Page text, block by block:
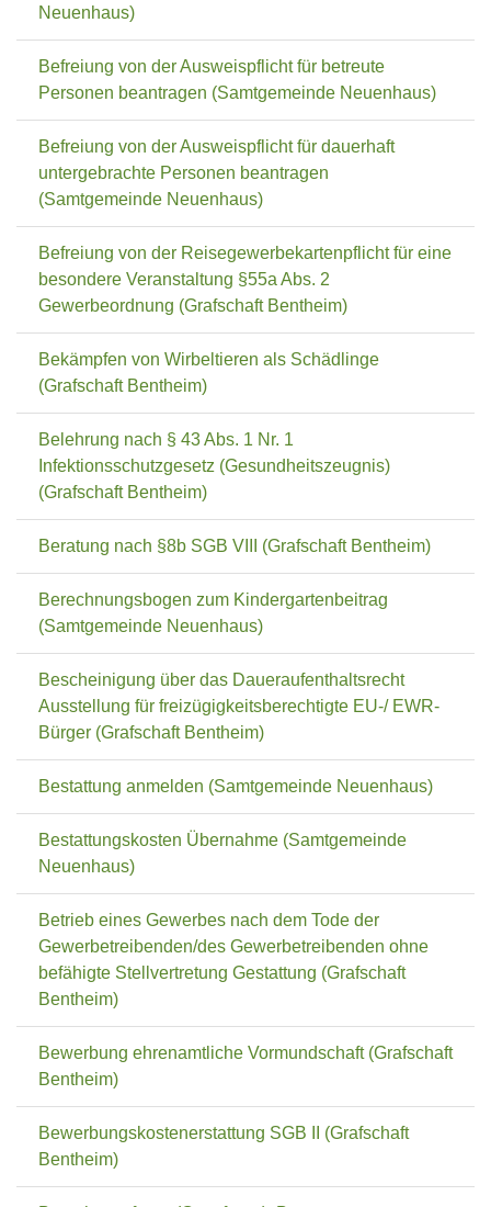
Neuenhaus)
Befreiung von der Ausweispflicht für betreute
Personen beantragen (Samtgemeinde Neuenhaus)
Befreiung von der Ausweispflicht für dauerhaft
untergebrachte Personen beantragen
(Samtgemeinde Neuenhaus)
Befreiung von der Reisegewerbekartenpflicht für eine
besondere Veranstaltung §55a Abs. 2
Gewerbeordnung (Grafschaft Bentheim)
Bekämpfen von Wirbeltieren als Schädlinge
(Grafschaft Bentheim)
Belehrung nach § 43 Abs. 1 Nr. 1
Infektionsschutzgesetz (Gesundheitszeugnis)
(Grafschaft Bentheim)
Beratung nach §8b SGB VIII (Grafschaft Bentheim)
Berechnungsbogen zum Kindergartenbeitrag
(Samtgemeinde Neuenhaus)
Bescheinigung über das Daueraufenthaltsrecht
Ausstellung für freizügigkeitsberechtigte EU-/ EWR-
Bürger (Grafschaft Bentheim)
Bestattung anmelden (Samtgemeinde Neuenhaus)
Bestattungskosten Übernahme (Samtgemeinde
Neuenhaus)
Betrieb eines Gewerbes nach dem Tode der
Gewerbetreibenden/des Gewerbetreibenden ohne
befähigte Stellvertretung Gestattung (Grafschaft
Bentheim)
Bewerbung ehrenamtliche Vormundschaft (Grafschaft
Bentheim)
Bewerbungskostenerstattung SGB II (Grafschaft
Bentheim)